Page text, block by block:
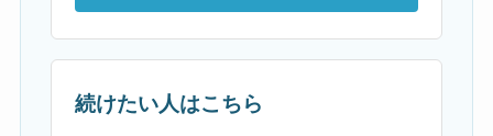
続けたい人はこちら